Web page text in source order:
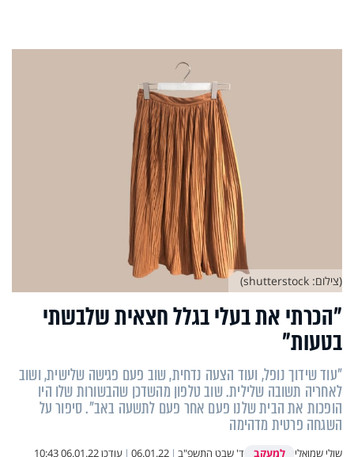
"הכרתי את בעלי בגלל חצאית שלבשתי
בטעות"
"עוד שידוך נופל, ועוד הצעה נדחית, שוב פעם פגישה שלישית, ושוב
לאחריה תשובה שלילית. שוב טלפון מהשדכן שהבשורות שלו היו
הופכות את הבית שלנו פעם אחר פעם לתשעה באב". סיפור על
השגחה פרטית מדהימה
שולי שמואלי למעקב ד' שבט התשפ"ב |
06.01.22
| עודכן06.01.22 10:43
(צילום: shutterstock)